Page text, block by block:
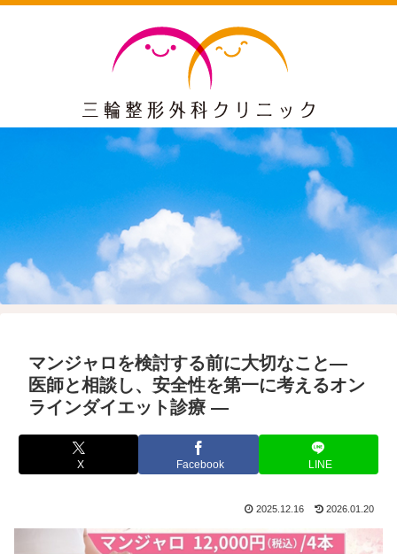
マンジャロを検討する前に大切なこと―
医師と相談し、安全性を第一に考えるオン
ラインダイエット診療 ―
X Facebook LINE
2025.12.16 2026.01.20